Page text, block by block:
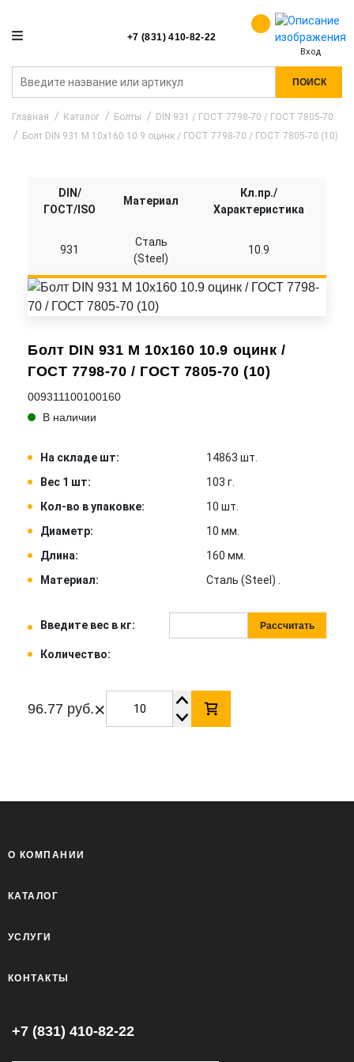
+7 (831) 410-82-22
Вход
ПОИСК
Главная Каталог Болты
DIN 931 / ГОСТ 7798-70 / ГОСТ 7805-70
Болт DIN 931 M 10x160 10.9 оцинк / ГОСТ 7798-70 / ГОСТ 7805-70 (10)
Болт DIN 931 M 10x160 10.9 оцинк /
ГОСТ 7798-70 / ГОСТ 7805-70 (10)
009311100100160
В наличии
На складе шт:
14863 шт.
Вес 1 шт:
103 г.
Кол-во в упаковке:
10 шт.
Диаметр:
10 мм.
Длина:
160 мм.
Материал:
Сталь (Steel) .
Введите вес в кг: Рассчитать
Количество:
96.77 руб.×
DIN/
ГОСТ/ISO
Материал
Кл.пр./
Характеристика
931
Сталь
(Steel)
10.9
О КОМПАНИИ
КАТАЛОГ
УСЛУГИ
КОНТАКТЫ
+7 (831) 410-82-22